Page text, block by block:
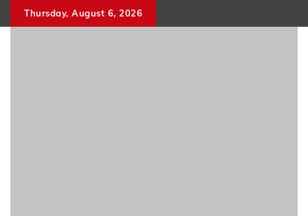
to
Thursday, August 6, 2026